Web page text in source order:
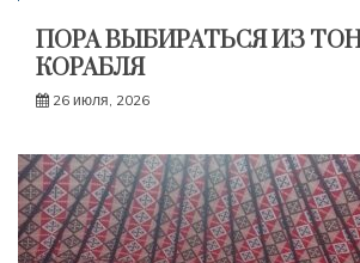
ПОРА ВЫБИРАТЬСЯ ИЗ
КОРАБЛЯ
26 июля, 2026